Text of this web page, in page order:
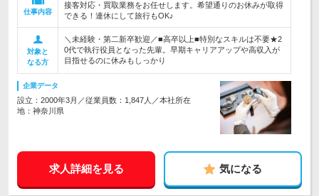
仕事内容
接客対応・買取業務をお任せします。希望通りのお休みが取得
できる！連休にして旅行もOK♪
対象と
なる方
＼未経験・第二新卒歓迎／■高卒以上■特別なスキルは不要★2
0代で執行役員となった先輩。早期キャリアアップや高収入が
目指せるのに休みもしっかり
企業データ
設立：2000年3月／従業員数：1,847人／本社所在
地：神奈川県
求人詳細を見る 気になる